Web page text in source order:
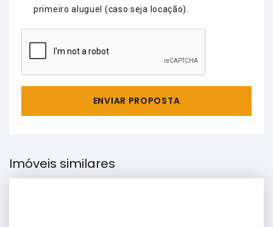
primeiro aluguel (caso seja locação).
ENVIAR PROPOSTA
Imóveis similares